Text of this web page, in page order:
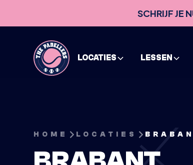
SCHRIJF JE
LOCATIES LESSEN
HOME LOCATIES